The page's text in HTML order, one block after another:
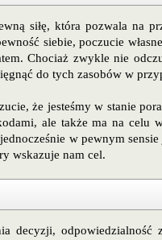
siłę, która pozwala na
siebie, poczucie
Chociaż zwykle nie
do tych zasobów w
że jesteśmy w stanie
ale także ma na celu
w pewnym
wskazuje nam cel.
decyzji,